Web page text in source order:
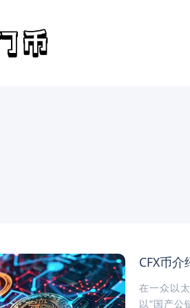
CFX币
在一众以
以“国产公